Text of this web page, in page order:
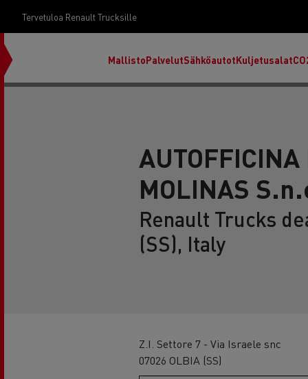
Tervetuloa Renault Trucksille
MallistoPalvelutSähköautotKuljetusalat
MOLINAS
Renault Trucks
(SS), Italy
Z.I. Settore 7 - Via Israele snc
07026 OLBIA (SS)